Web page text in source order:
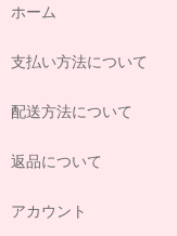
ホーム
支払い方法について
配送方法について
返品について
アカウント